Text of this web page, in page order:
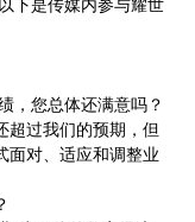
，您总体还满意吗？
超过我们的预期，但
面对、适应和调整业